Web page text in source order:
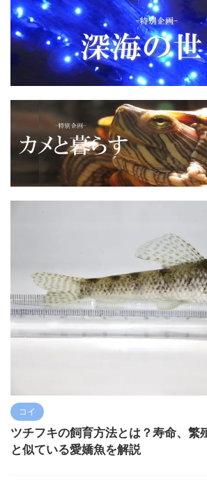
コイ
ツチフキの飼育方法とは？寿命、繁
と似ている愛嬌魚を解説